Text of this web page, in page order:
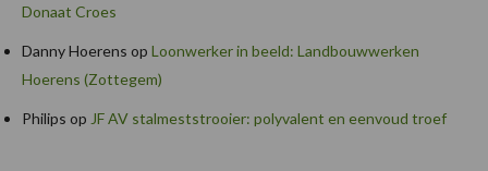
Donaat Croes
Danny Hoerens op Loonwerker in beeld: Landbouwwerken
Hoerens (Zottegem)
Philips op JF AV stalmeststrooier: polyvalent en eenvoud troef